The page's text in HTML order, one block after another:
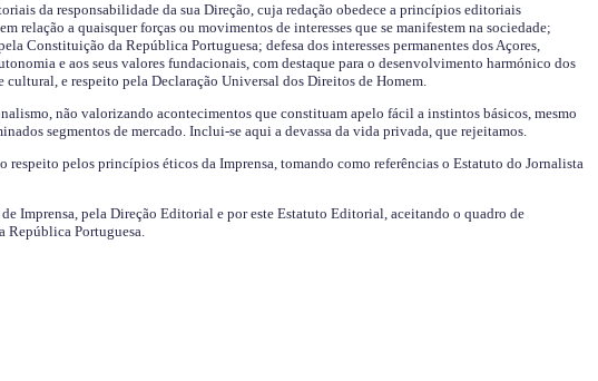
da responsabilidade da sua Direção, cuja redação obedece a princípios editoriais
relação a quaisquer forças ou movimentos de interesses que se manifestem na sociedade;
Constituição da República Portuguesa; defesa dos interesses permanentes dos Açores,
e aos seus valores fundacionais, com destaque para o desenvolvimento harmónico dos
e respeito pela Declaração Universal dos Direitos de Homem.
não valorizando acontecimentos que constituam apelo fácil a instintos básicos, mesmo
segmentos de mercado. Inclui-se aqui a devassa da vida privada, que rejeitamos.
respeito pelos princípios éticos da Imprensa, tomando como referências o Estatuto do Jornalista
Imprensa, pela Direção Editorial e por este Estatuto Editorial, aceitando o quadro de
República Portuguesa.